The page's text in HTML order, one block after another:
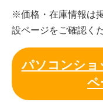
※価格・在庫情報は
設ページをご確認く
パソコンショ
ペ